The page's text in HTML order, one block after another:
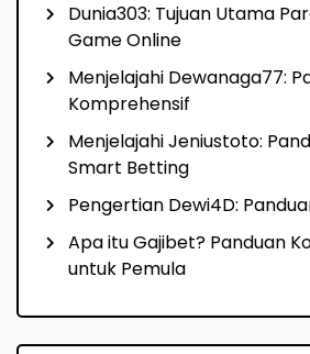
Dunia303: Tujuan Utama
Game Online
Menjelajahi Dewanaga77:
Komprehensif
Menjelajahi Jeniustoto:
Smart Betting
Pengertian Dewi4D:
Apa itu Gajibet? Panduan
untuk Pemula